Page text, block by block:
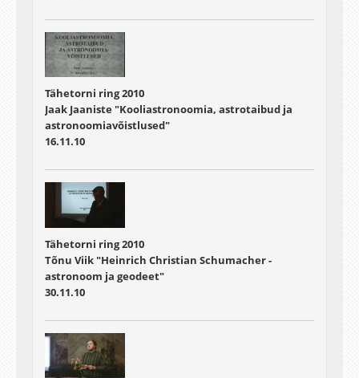
Tähetorni ring 2010
Jaak Jaaniste "Kooliastronoomia, astrotaibud ja
astronoomiavõistlused"
16.11.10
Tähetorni ring 2010
Tõnu Viik "Heinrich Christian Schumacher -
astronoom ja geodeet"
30.11.10